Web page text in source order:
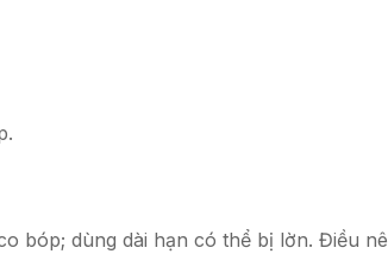
bóp; dùng dài hạn có thể bị lờn. Điều